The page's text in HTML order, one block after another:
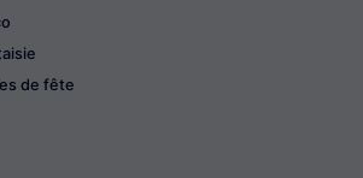
de fête